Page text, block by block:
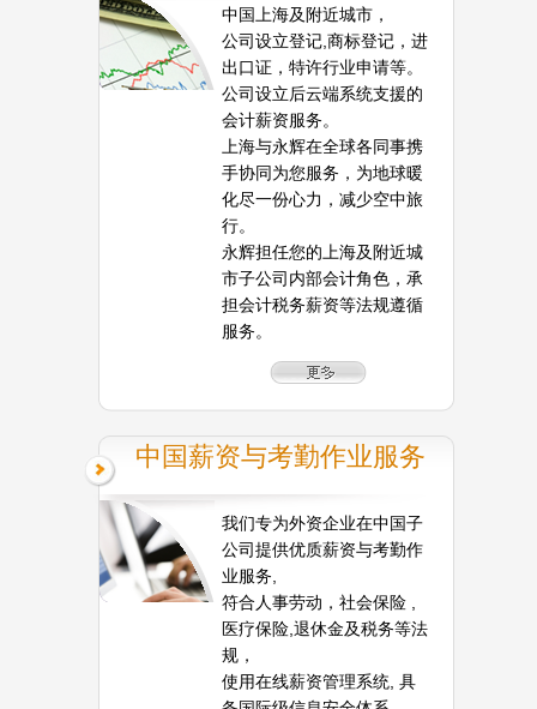
中国上海及附近城市，
公司设立登记,商标登记，进
出口证，特许行业申请等。
公司设立后云端系统支援的
会计薪资服务。
上海与永辉在全球各同事携
手协同为您服务，为地球暖
化尽一份心力，减少空中旅
行。
永辉担任您的上海及附近城
市子公司内部会计角色，承
担会计税务薪资等法规遵循
服务。
中国薪资与考勤作业服务
我们专为外资企业在中国子
公司提供优质薪资与考勤作
业服务,
符合人事劳动，社会保险 ,
医疗保险,退休金及税务等法
规，
使用在线薪资管理系统, 具